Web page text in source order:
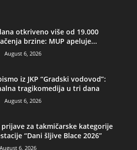
otkriveno više od 19.000
brzine: MUP apeluje...
August 6, 2026
iz JKP “Gradski vodovod”:
tragikomedija u tri dana
August 6, 2026
prijave za takmičarske kategorije
“Dani šljive Blace 2026”
August 6, 2026